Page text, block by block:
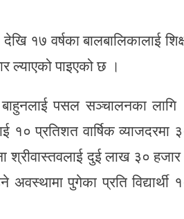
१७ वर्षका बालबालिकालाई
ल्याएको पाइएको छ ।
बाहुनलाई पसल सञ्चालनका
१० प्रतिशत वार्षिक व्याजदरमा
श्रीवास्तवलाई दुई लाख ३०
पुगेका प्रति विद्यार्थी